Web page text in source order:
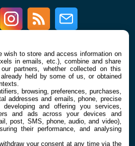
Youtube InstagramRSS Newsletter
À PROPOS
La rédaction
Contact
wish to store and access information on
in emails, etc.), combine and share
partners, whether collected on this
held by some of us, or obtained
browsing, preferences, purchases,
addresses and emails, phone, precise
and offering you services,
and ads across your devices and
post, SMS, phone, audio, and video),
their performance, and analysing
your consent at any time via the